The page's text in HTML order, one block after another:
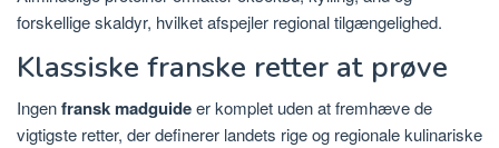
forskellige skaldyr, hvilket afspejler regional tilgængelighed.
Klassiske franske retter at prøve
Ingenfransk madguideer komplet uden at fremhæve de
vigtigste retter, der definerer landets rige og regionale kulinariske